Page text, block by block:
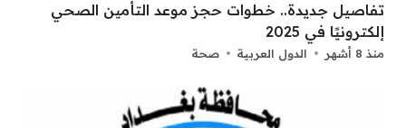
تفاصيل جديدة.. خطوات حجز موعد التأمين الصحي
إلكترونيًا في 2025
منذ 8 أشهر الدول العربية صحة